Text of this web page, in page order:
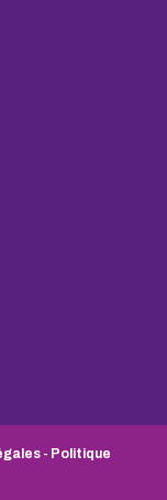
- Politique